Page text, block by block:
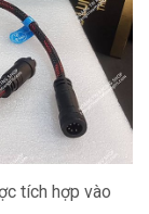
tích hợp vào